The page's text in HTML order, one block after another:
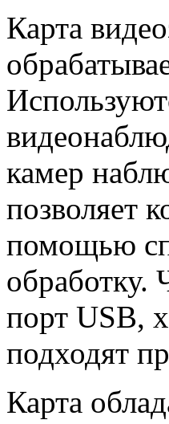
Карта
камер
позволяет
помощью
обработку.
порт USB,
подходят
Карта